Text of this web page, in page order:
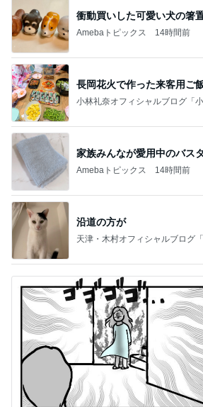
衝動買いした可愛い犬の箸
Amebaトピックス 14時間前
長岡花火で作った来客用ご
小林礼奈オフィシャルブログ「
家族みんなが愛用中のバス
Amebaトピックス 14時間前
沿道の方が
天津・木村オフィシャルブログ